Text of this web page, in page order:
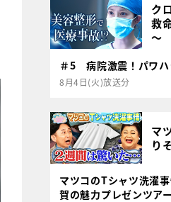
ク
救
～
＃5 病院激震！パワ
8月4日(火)放送分
マ
り
マツコのTシャツ洗濯
賀の魅力プレゼンツアー